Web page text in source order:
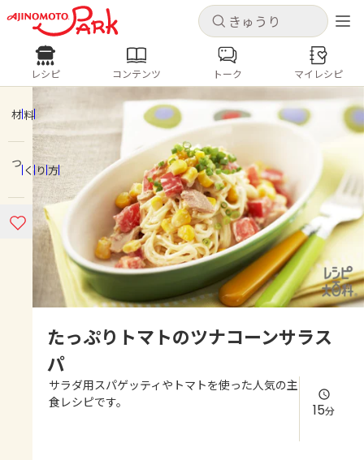
キャンセル
ログインするとレシピを保存できます
新規登録
ホーム
コンテンツ
レシピ
お買い物
キャンセル
レシピ コンテンツ
人気の食材・レシピ
きゅうり なす トマト
とうもろこし
ピーマン
みょうが ゴーヤ
レシピ コンテンツ トーク マイレシピ
材料
つくり方
たっぷりトマトのツナコーンサラス
パ
サラダ用スパゲッティやトマトを使った人気の主
食レシピです。
15分